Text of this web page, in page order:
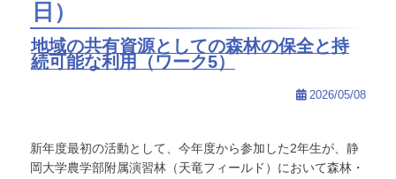
日）
地域の共有資源としての森林の保全と持
続可能な利用（ワーク5）
2026/05/08
新年度最初の活動として、今年度から参加した2年生が、静
岡大学農学部附属演習林（天竜フィールド）において森林・